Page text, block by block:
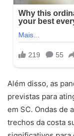
Além disso, as
previstas para
em SC. Ondas de
trechos da costa